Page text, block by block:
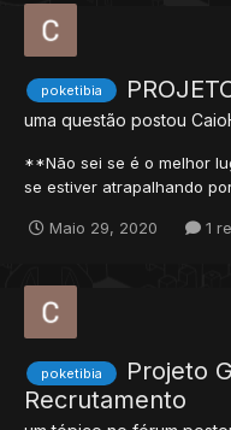
poketibia
uma questão postou
**Não sei se é o melhor
se estiver atrapalhando
cenário do poketibia já
Maio 29, 2020 1
poketibia
Projeto
Recrutamento